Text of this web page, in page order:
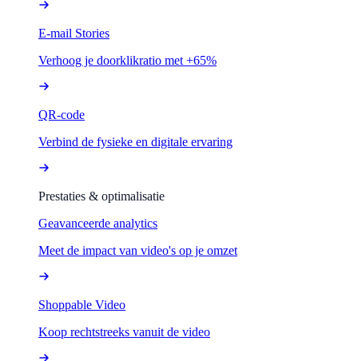
E-mail Stories
Verhoog je doorklikratio met +65%
QR-code
Verbind de fysieke en digitale ervaring
Prestaties & optimalisatie
Geavanceerde analytics
Meet de impact van video's op je omzet
Shoppable Video
Koop rechtstreeks vanuit de video